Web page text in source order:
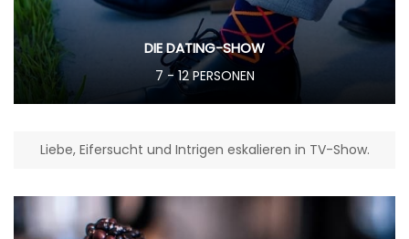
DIE DATING-SHOW
7 - 12 PERSONEN
Liebe, Eifersucht und Intrigen eskalieren in TV-Show.